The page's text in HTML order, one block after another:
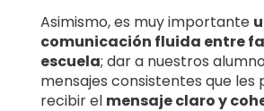
Asimismo, es muy importante
comunicación fluida entre
escuela; dar a nuestros
mensajes consistentes que les
recibir el mensaje claro y